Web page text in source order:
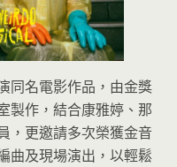
同名電影作品，由金獎
製作，結合康雅婷、那
，更邀請多次榮獲金音
曲及現場演出，以輕鬆